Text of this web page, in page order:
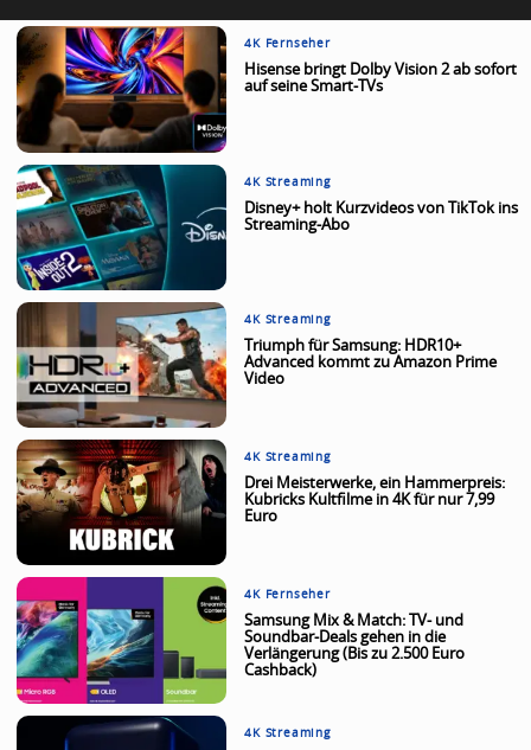
4K Fernseher
Hisense bringt Dolby Vision 2 ab sofort
auf seine Smart-TVs
4K Streaming
Disney+ holt Kurzvideos von TikTok ins
Streaming-Abo
4K Streaming
Triumph für Samsung: HDR10+
Advanced kommt zu Amazon Prime
Video
4K Streaming
Drei Meisterwerke, ein Hammerpreis:
Kubricks Kultfilme in 4K für nur 7,99
Euro
4K Fernseher
Samsung Mix & Match: TV- und
Soundbar-Deals gehen in die
Verlängerung (Bis zu 2.500 Euro
Cashback)
4K Streaming